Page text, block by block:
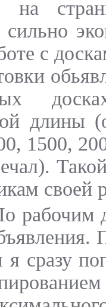
с
длины
1500,
своей
рабочим
сразу